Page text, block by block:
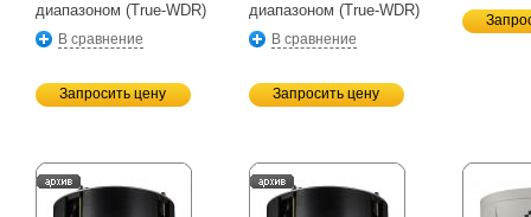
диапазоном (True-WDR)
В сравнение
Запросить цену
диапазоном (True-WDR)
В сравнение
Запросить цену